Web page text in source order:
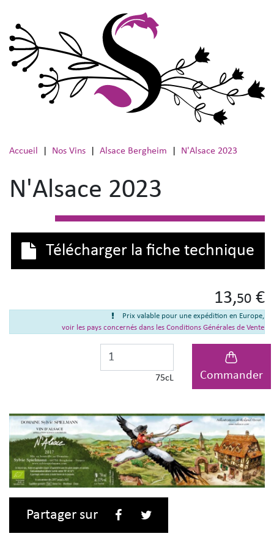
Accueil Nos Vins Alsace Bergheim N'Alsace 2023
N'Alsace 2023
Télécharger la fiche technique
13,50 €
Prix valable pour une expédition en Europe,
voir les pays concernés dans les Conditions Générales de Vente
75cL Commander
Partager sur Facebook